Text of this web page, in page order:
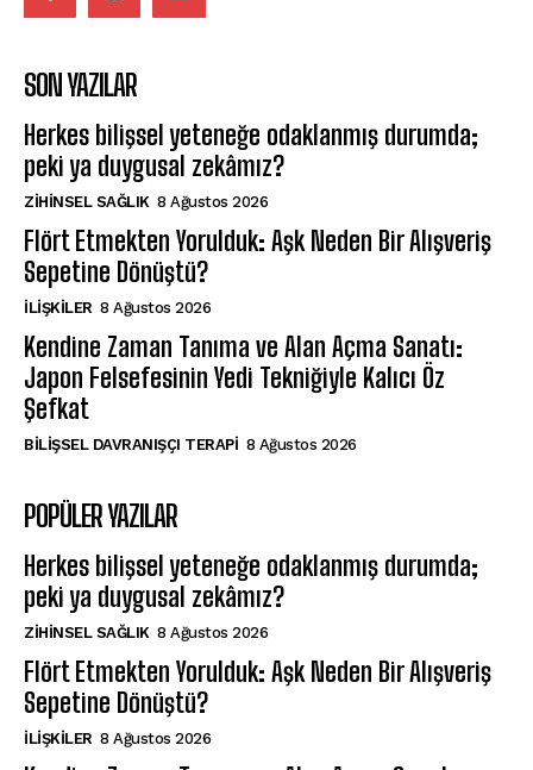
SON YAZILAR
Herkes bilişsel yeteneğe odaklanmış durumda;
peki ya duygusal zekâmız?
ZIHINSEL SAĞLIK 8 Ağustos 2026
Flört Etmekten Yorulduk: Aşk Neden Bir Alışveriş
Sepetine Dönüştü?
İLIŞKILER 8 Ağustos 2026
Kendine Zaman Tanıma ve Alan Açma Sanatı:
Japon Felsefesinin Yedi Tekniğiyle Kalıcı Öz
Şefkat
BILIŞSEL DAVRANIŞÇI TERAPI 8 Ağustos 2026
POPÜLER YAZILAR
Herkes bilişsel yeteneğe odaklanmış durumda;
peki ya duygusal zekâmız?
ZIHINSEL SAĞLIK 8 Ağustos 2026
Flört Etmekten Yorulduk: Aşk Neden Bir Alışveriş
Sepetine Dönüştü?
İLIŞKILER 8 Ağustos 2026